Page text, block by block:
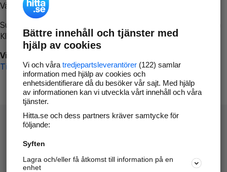
Vänligen försök med följande:
Surfa till
Klicka påTillbaka-knappen i webbläsaren och försök igen
Vi beklagar besväret!
Till startsidan
Hitta.se - Gratis nummerupplysning.
Sök företag, personer och platser.
Bättre innehåll och tjänster med
hjälp av cookies
Vi och våra tredjepartsleverantörer(122) samlar
information med hjälp av cookies och
enhetsidentifierare då du besöker vår sajt. Med hjälp
av informationen kan vi utveckla vårt innehåll och våra
tjänster.
Hitta.se och dess partners kräver samtycke för
följande:
Syften
Lagra och/eller få åtkomst till information på en
enhet